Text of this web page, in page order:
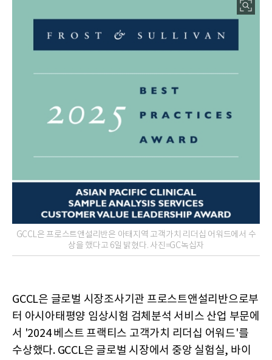
GCCL은 프로스트앤설리반은 아태지역 고객가치 리더십 어워드에서 수
상을 했다고 6일 밝혔다. 사진=GC녹십자
GCCL은 글로벌 시장조사기관 프로스트앤설리반으로부
터 아시아태평양 임상시험 검체분석 서비스 산업 부문에
서 '2024 베스트 프랙티스 고객가치 리더십 어워드'를
수상했다. GCCL은 글로벌 시장에서 중앙 실험실, 바이